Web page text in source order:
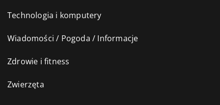
Technologia i komputery
Wiadomości / Pogoda / Informacje
Zdrowie i fitness
Zwierzęta